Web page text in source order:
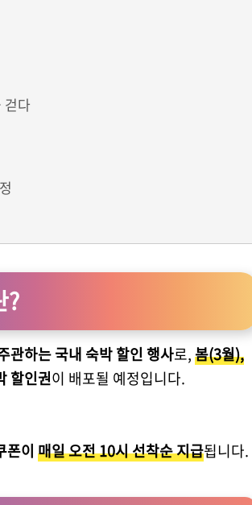
걷다
?
관하는 국내 숙박 할인 행사로,봄(3월),
할인권이 배포될 예정입니다.
폰이 매일 오전 10시 선착순 지급됩니다.